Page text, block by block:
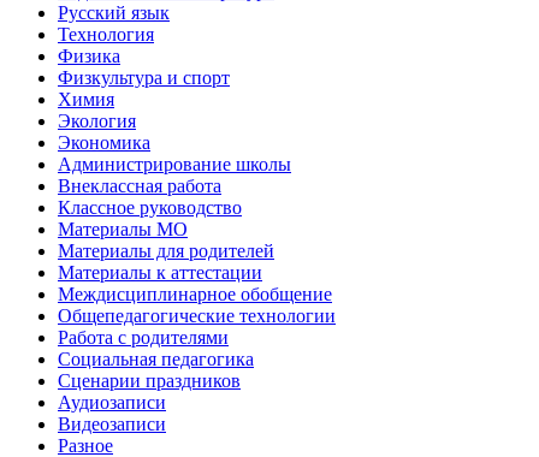
Русский язык
Технология
Физика
Физкультура и спорт
Химия
Экология
Экономика
Администрирование школы
Внеклассная работа
Классное руководство
Материалы МО
Материалы для родителей
Материалы к аттестации
Междисциплинарное обобщение
Общепедагогические технологии
Работа с родителями
Социальная педагогика
Сценарии праздников
Аудиозаписи
Видеозаписи
Разное